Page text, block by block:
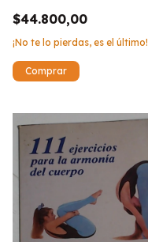
$44.800,00
¡No te lo pierdas, es el último!